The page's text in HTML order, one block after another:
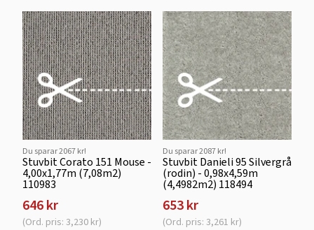
Du sparar 2067 kr!
Stuvbit Corato 151 Mouse -
4,00x1,77m (7,08m2)
110983
646 kr
(Ord. pris: 3,230 kr)
Du sparar 2087 kr!
Stuvbit Danieli 95 Silvergrå
(rodin) - 0,98x4,59m
(4,4982m2) 118494
653 kr
(Ord. pris: 3,261 kr)